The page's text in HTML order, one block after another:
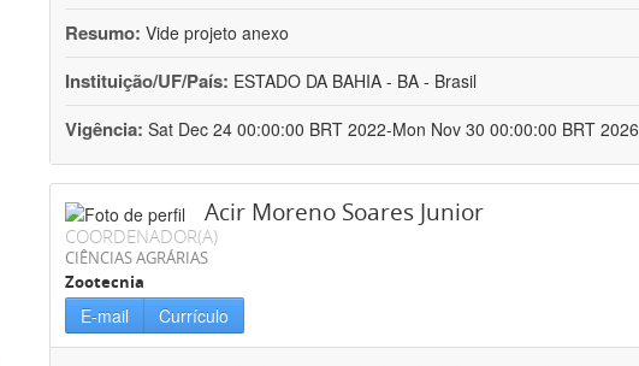
Resumo: Vide projeto anexo
Instituição/UF/País: ESTADO DA BAHIA - BA - Brasil
Vigência: Sat Dec 24 00:00:00 BRT 2022-Mon Nov 30 00:00:00 BRT 2026
Acir Moreno Soares Junior
COORDENADOR(A)
CIÊNCIAS AGRÁRIAS
Zootecnia
E-mail Currículo